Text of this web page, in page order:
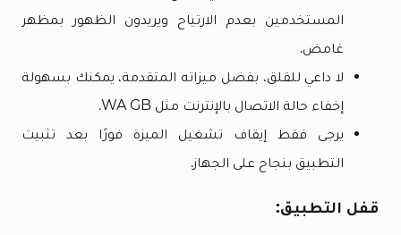
المستخدمين بعدم الارتياح ويريدون الظهور بمظهر
غامض.
لا داعي للقلق، بفضل ميزاته المتقدمة، يمكنك بسهولة
إخفاء حالة الاتصال بالإنترنت مثل WA GB.
يرجى فقط إيقاف تشغيل الميزة فورًا بعد تثبيت
التطبيق بنجاح على الجهاز.
قفل التطبيق: